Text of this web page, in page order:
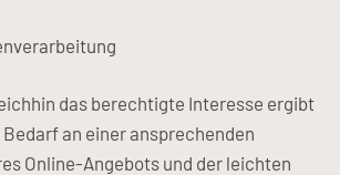
das berechtigte Interesse ergibt
an einer ansprechenden
Online-Angebots und der leichten